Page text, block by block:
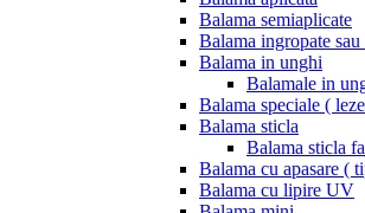
Balama semiaplicate
Balama ingropate sau
Balama in unghi
Balamale in
Balama speciale (
Balama sticla
Balama sticla
Balama cu apasare (
Balama cu lipire UV